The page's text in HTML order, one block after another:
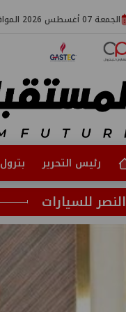
الجمعة 07 أغسطس 2026 الموافق 24 صفر 1448
رئيس التحرير بترول
النصر للسيارات